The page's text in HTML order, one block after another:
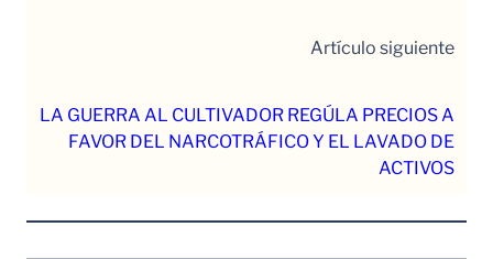
Artículo siguiente
LA GUERRA AL CULTIVADOR REGÚLA PRECIOS A
FAVOR DEL NARCOTRÁFICO Y EL LAVADO DE
ACTIVOS